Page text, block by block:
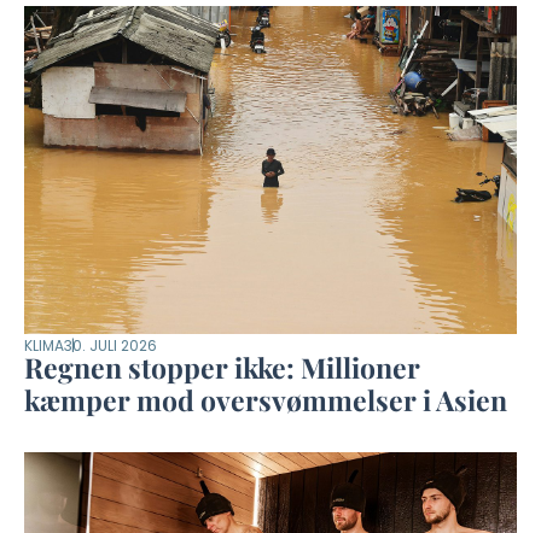
KLIMA30. JULI 2026
Regnen stopper ikke: Millioner
kæmper mod oversvømmelser i Asien